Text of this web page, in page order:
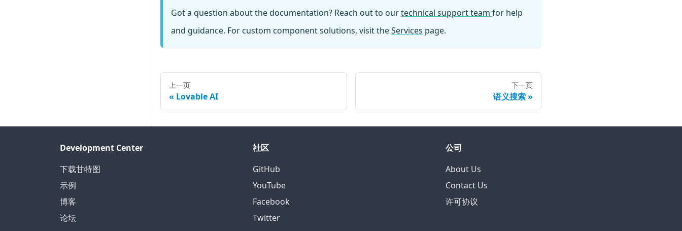
Got a question about the documentation? Reach out to ourtechnical support team for help
and guidance. For custom component solutions, visit theServices page.
上一页
Lovable AI
下一页
语义搜索
Development Center
下载甘特图
示例
博客
论坛
社区
GitHub
YouTube
Facebook
Twitter
公司
About Us
Contact Us
许可协议